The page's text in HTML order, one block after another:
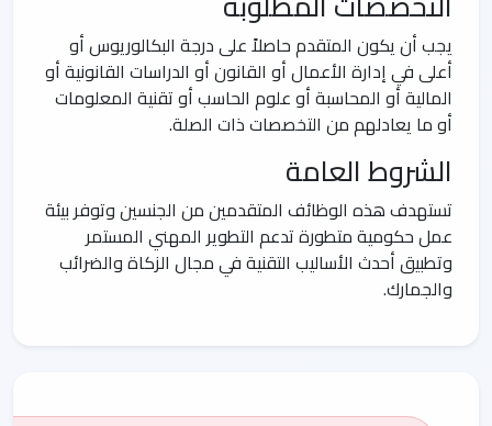
يجب أن يكون المتقدم حاصلاً على درجة البكالوريوس أو
أعلى في إدارة الأعمال أو القانون أو الدراسات القانونية أو
المالية أو المحاسبة أو علوم الحاسب أو تقنية المعلومات
أو ما يعادلهم من التخصصات ذات الصلة.
الشروط العامة
تستهدف هذه الوظائف المتقدمين من الجنسين وتوفر بيئة
عمل حكومية متطورة تدعم التطوير المهني المستمر
وتطبيق أحدث الأساليب التقنية في مجال الزكاة والضرائب
والجمارك.